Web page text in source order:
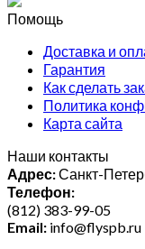
Помощь
Доставка и
Гарантия
Как сделать
Политика
Карта сайта
Наши контакты
Адрес:Санкт-
Телефон:
(812) 383-99-05
Email: info@flyspb.ru